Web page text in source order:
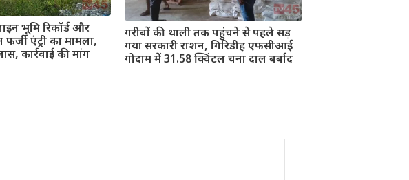
भूमि रिकॉर्ड और
एंट्री का मामला,
कार्रवाई की मांग
गरीबों की थाली तक पहुंचने से पहले सड़
गया सरकारी राशन, गिरिडीह एफसीआई
गोदाम में 31.58 क्विंटल चना दाल बर्बाद